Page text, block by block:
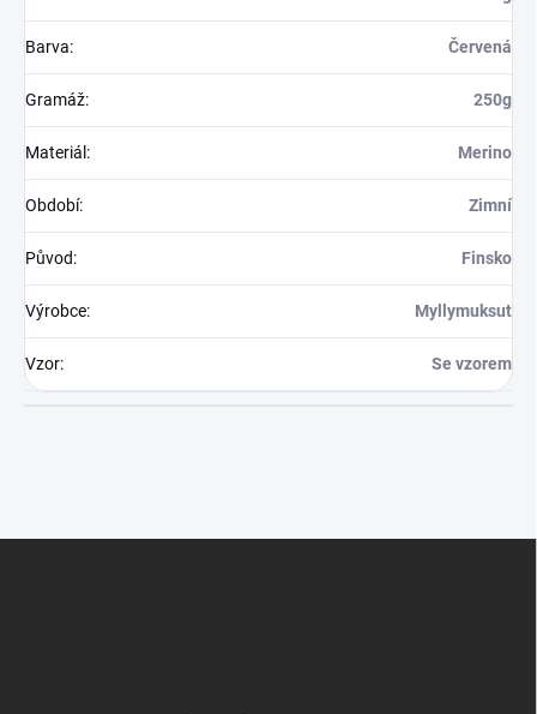
Barva: Červená
Gramáž: 250g
Materiál : Merino
Období: Zimní
Původ: Finsko
Výrobce: Myllymuksut
Vzor: Se vzorem